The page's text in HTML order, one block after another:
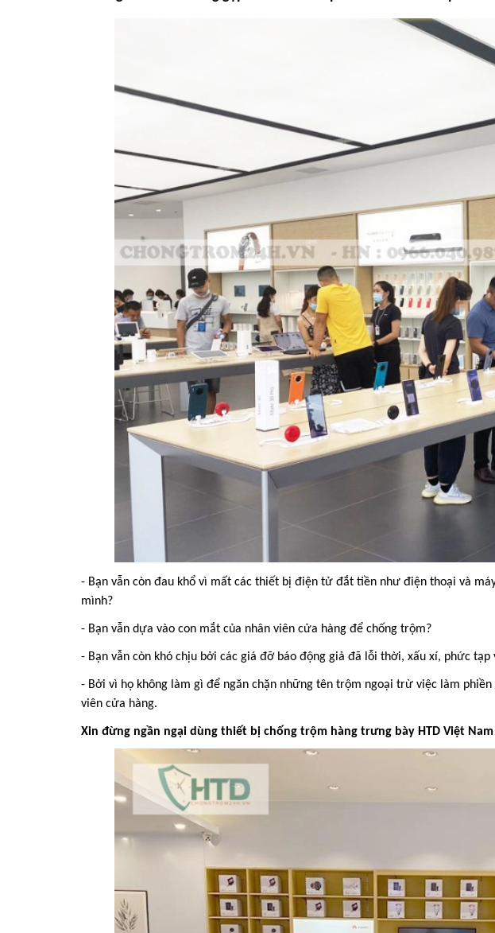
- Bạn vẫn còn đau khổ vì mất các thiết bị điện tử đắt tiền như điện thoại và
mình?
- Bạn vẫn dựa vào con mắt của nhân viên cửa hàng để chống trộm?
- Bạn vẫn còn khó chịu bởi các giá đỡ báo động giả đã lỗi thời, xấu xí, phức
- Bởi vì họ không làm gì để ngăn chặn những tên trộm ngoại trừ việc làm
viên cửa hàng.
Xin đừng ngần ngại dùng thiết bị chống trộm hàng trưng bày HTD Việt Nam